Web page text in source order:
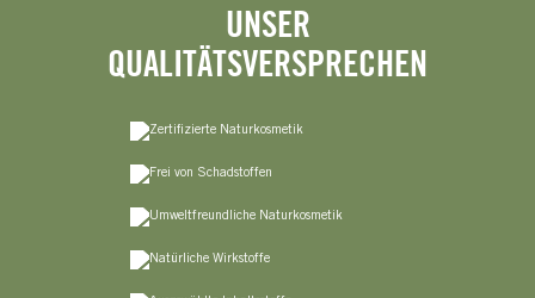
UNSER
QUALITÄTSVERSPRECHEN